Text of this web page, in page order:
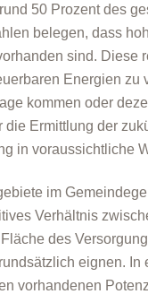
50 Prozent des
belegen, dass
sind. Diese
Energien zu
kommen oder
die Ermittlung der
in voraussichtliche
im
Verhältnis
des
eignen.
vorhandenen